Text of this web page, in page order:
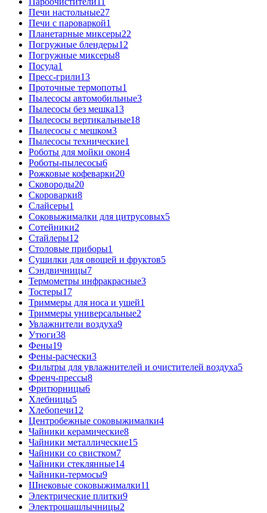
Печи настольные27
Печи с пароваркой1
Планетарные миксеры22
Погружные блендеры12
Погружные миксеры8
Посуда1
Пресс-грили13
Проточные термопоты1
Пылесосы автомобильные3
Пылесосы без мешка13
Пылесосы вертикальные18
Пылесосы с мешком3
Пылесосы технические1
Роботы для мойки окон4
Роботы-пылесосы6
Рожковые кофеварки20
Сковороды20
Скороварки8
Слайсеры1
Соковыжималки для цитрусовых5
Сотейники2
Стайлеры12
Столовые приборы1
Сушилки для овощей и фруктов5
Сэндвичницы7
Термометры инфракрасные3
Тостеры17
Триммеры для носа и ушей1
Триммеры универсальные2
Увлажнители воздуха9
Утюги38
Фены19
Фены-расчески3
Фильтры для увлажнителей и очистителей воздуха5
Френч-прессы8
Фритюрницы6
Хлебницы5
Хлебопечи12
Центробежные соковыжималки4
Чайники керамические8
Чайники металлические15
Чайники со свистком7
Чайники стеклянные14
Чайники-термосы9
Шнековые соковыжималки11
Электрические плитки9
Электрошашлычницы2